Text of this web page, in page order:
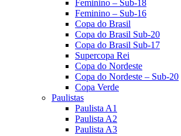
Feminino – Sub-18
Feminino – Sub-16
Copa do Brasil
Copa do Brasil Sub-20
Copa do Brasil Sub-17
Supercopa Rei
Copa do Nordeste
Copa do Nordeste – Sub-20
Copa Verde
Paulistas
Paulista A1
Paulista A2
Paulista A3